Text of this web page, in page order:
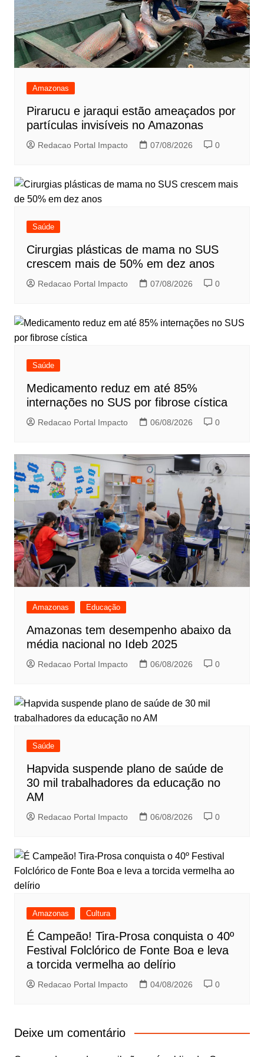
Amazonas
Pirarucu e jaraqui estão ameaçados por
partículas invisíveis no Amazonas
Redacao Portal Impacto 07/08/2026 0
Saúde
Cirurgias plásticas de mama no SUS
crescem mais de 50% em dez anos
Redacao Portal Impacto 07/08/2026 0
Saúde
Medicamento reduz em até 85%
internações no SUS por fibrose cística
Redacao Portal Impacto 06/08/2026 0
Amazonas Educação
Amazonas tem desempenho abaixo da
média nacional no Ideb 2025
Redacao Portal Impacto 06/08/2026 0
Saúde
Hapvida suspende plano de saúde de
30 mil trabalhadores da educação no
AM
Redacao Portal Impacto 06/08/2026 0
Amazonas Cultura
É Campeão! Tira-Prosa conquista o 40º
Festival Folclórico de Fonte Boa e leva
a torcida vermelha ao delírio
Redacao Portal Impacto 04/08/2026 0
Deixe um comentário